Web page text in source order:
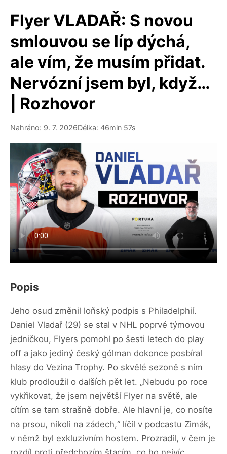
Flyer VLADAŘ: S novou
smlouvou se líp dýchá,
ale vím, že musím přidat.
Nervózní jsem byl, když…
| Rozhovor
Nahráno: 9. 7. 2026Délka: 46min 57s
Popis
Jeho osud změnil loňský podpis s Philadelphií.
Daniel Vladař (29) se stal v NHL poprvé týmovou
jedničkou, Flyers pomohl po šesti letech do play
off a jako jediný český gólman dokonce posbíral
hlasy do Vezina Trophy. Po skvělé sezoně s ním
klub prodloužil o dalších pět let. „Nebudu po roce
vykřikovat, že jsem největší Flyer na světě, ale
cítím se tam strašně dobře. Ale hlavní je, co nosíte
na prsou, nikoli na zádech,“ líčil v podcastu Zimák,
v němž byl exkluzivním hostem. Prozradil, v čem je